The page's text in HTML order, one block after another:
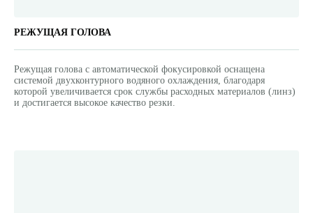
РЕЖУЩАЯ ГОЛОВА
Режущая голова с автоматической фокусировкой оснащена
системой двухконтурного водяного охлаждения, благодаря
которой увеличивается срок службы расходных материалов (линз)
и достигается высокое качество резки.